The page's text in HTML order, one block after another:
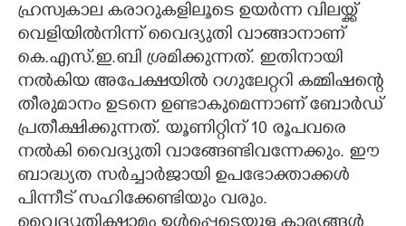
ഹ്രസ്വകാല കരാറുകളിലൂടെ ഉയർന്ന വിലയ്ക്ക്
വെളിയിൽനിന്ന് വൈദ്യുതി വാങ്ങാനാണ്
കെ.എസ്.ഇ.ബി ശ്രമിക്കുന്നത്. ഇതിനായി
നൽകിയ അപേക്ഷയിൽ റഗുലേറ്ററി കമ്മിഷന്റെ
തീരുമാനം ഉടനെ ഉണ്ടാകുമെന്നാണ് ബോർഡ്
പ്രതീക്ഷിക്കുന്നത്. യൂണിറ്റിന് 10 രൂപവരെ
നൽകി വൈദ്യുതി വാങ്ങേണ്ടിവന്നേക്കും. ഈ
ബാദ്ധ്യത സർച്ചാർജായി ഉപഭോക്താക്കൾ
പിന്നീട് സഹിക്കേണ്ടിയും വരും.